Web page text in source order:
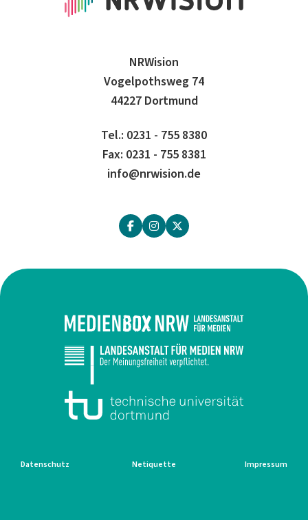
NRWision
Vogelpothsweg 74
44227 Dortmund
Tel.: 0231 - 755 8380
Fax: 0231 - 755 8381
info@nrwision.de
Datenschutz Netiquette Impressum